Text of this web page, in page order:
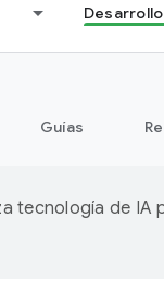
Desarrollo
Guías
tecnología de IA